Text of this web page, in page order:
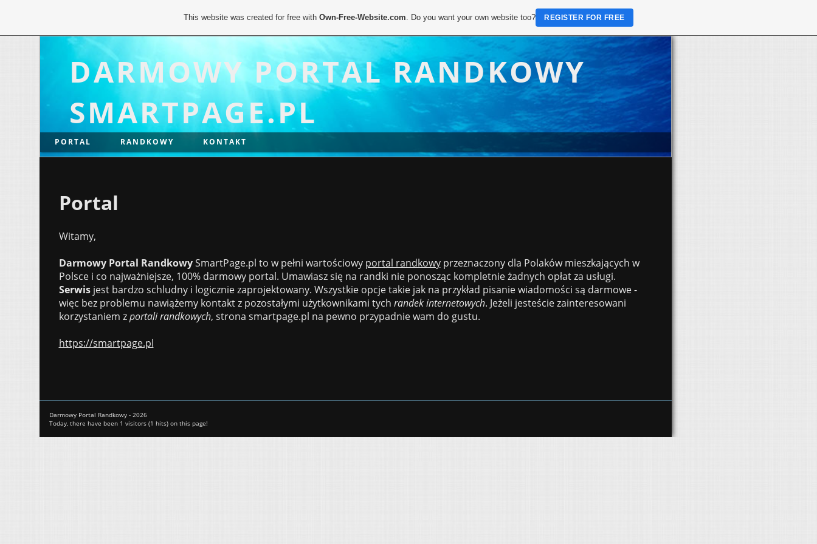
DARMOWY PORTAL RANDKOWY
SMARTPAGE.PL
PORTAL RANDKOWY KONTAKT
Portal
Witamy,
Darmowy Portal RandkowySmartPage.pl to w pełni wartościowy portal randkowyprzeznaczony dla Polaków mieszkających w
Polsce i co najważniejsze, 100% darmowy portal. Umawiasz się na randki nie ponosząc kompletnie żadnych opłat za usługi.
Serwisjest bardzo schludny i logicznie zaprojektowany. Wszystkie opcje takie jak na przykład pisanie wiadomości są darmowe -
więc bez problemu nawiążemy kontakt z pozostałymi użytkownikami tych randek internetowych. Jeżeli jesteście zainteresowani
korzystaniem zportali randkowych, strona smartpage.pl na pewno przypadnie wam do gustu.
https://smartpage.pl
Darmowy Portal Randkowy - 2026
Today, there have been 1 visitors (1 hits) on this page!
This website was created for free withOwn-Free-Website.com. Do you want your own website too? REGISTER FOR FREE